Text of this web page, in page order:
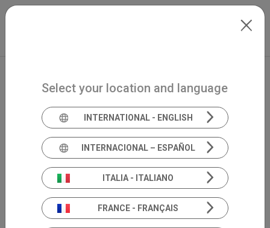
Skip to main content
Select your location and language
INTERNATIONAL - ENGLISH
INTERNACIONAL – ESPAÑOL
ITALIA - ITALIANO
FRANCE - FRANÇAIS